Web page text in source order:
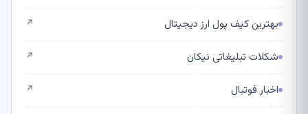
بهترین کیف پول ارز دیجیتال ↗
شکلات تبلیغاتی نیکان ↗
اخبار فوتبال ↗